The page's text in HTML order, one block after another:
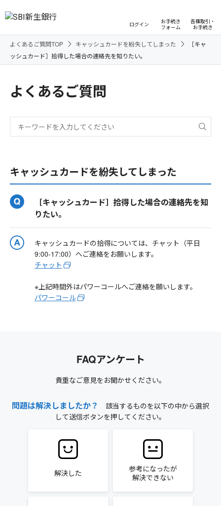
ログイン
お手続き
フォーム
各種取引・
お手続き
よくあるご質問TOP キャッシュカードを紛失してしまった
［キャ
ッシュカード］拾得した場合の連絡先を知りたい。
よくあるご質問
キャッシュカードを紛失してしまった
［キャッシュカード］拾得した場合の連絡先を知
りたい。
キャッシュカードの拾得については、チャット（平日
9:00-17:00）へご連絡をお願いします。
チャット
※上記時間外はパワーコールへご連絡を願いします。
パワーコール
FAQアンケート
貴重なご意見をお聞かせください。
問題は解決しましたか？
該当するものを以下の中から選択
して送信ボタンを押してください。
解決した
参考になったが
解決できない